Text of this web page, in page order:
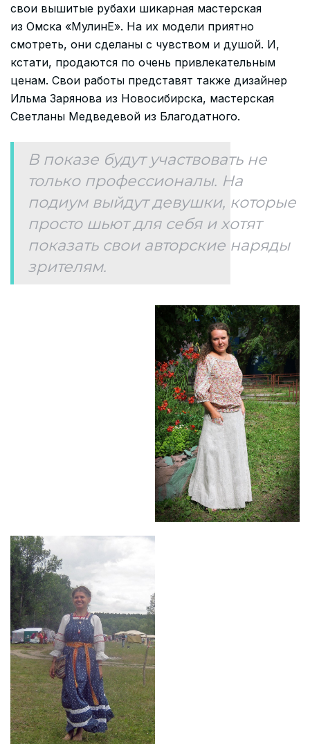
свои вышитые рубахи шикарная мастерская
из Омска «МулинЕ». На их модели приятно
смотреть, они сделаны с чувством и душой. И,
кстати, продаются по очень привлекательным
ценам. Свои работы представят также дизайнер
Ильма Зарянова из Новосибирска, мастерская
Светланы Медведевой из Благодатного.
В показе будут участвовать не
только профессионалы. На
подиум выйдут девушки, которые
просто шьют для себя и хотят
показать свои авторские наряды
зрителям.